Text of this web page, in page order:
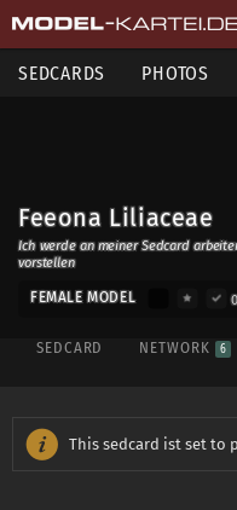
SEDCARDS PHOTOS
Feeona Liliaceae
Ich werde an meiner Sedcard
vorstellen
FEMALE MODEL
SEDCARD NETWORK 6
This sedcard ist set to